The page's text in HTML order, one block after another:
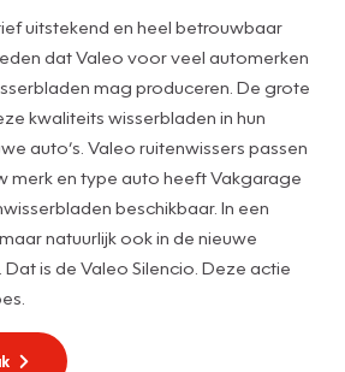
uitstekend en heel betrouwbaar
dat Valeo voor veel automerken
mag produceren. De grote
kwaliteits wisserbladen in hun
auto’s. Valeo ruitenwissers passen
merk en type auto heeft Vakgarage
beschikbaar. In een
natuurlijk ook in de nieuwe
is de Valeo Silencio. Deze actie